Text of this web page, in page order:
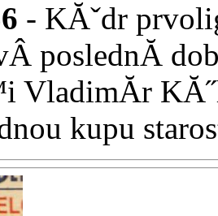
- KĂˇdr
poslednĂ­
kupu